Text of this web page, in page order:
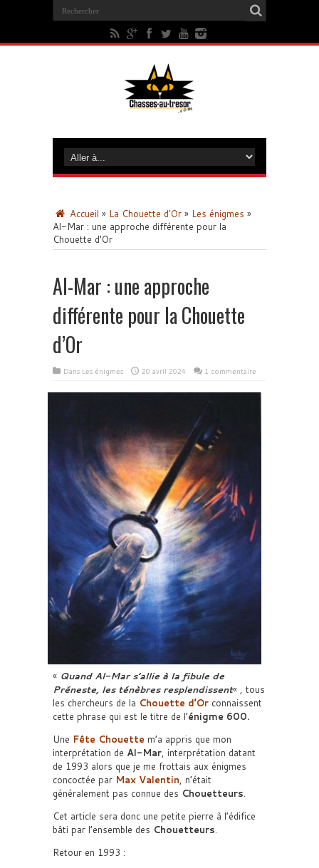
Accueil » La Chouette d'Or » Les énigmes »
Al-Mar : une approche différente pour la
Chouette d’Or
Al-Mar : une approche
différente pour la Chouette
d’Or
Dans Les énigmes 20 avril 2024 1 commentaire
« Quand Al-Mar s’allie à la fibule de
Préneste, les ténèbres resplendissent« , tous
les chercheurs de la Chouette d’Or connaissent
cette phrase qui est le titre de l’énigme 600.
Une Fête Chouette m’a appris que mon
interprétation de Al-Mar, interprétation datant
de 1993 alors que je me frottais aux énigmes
concoctée par Max Valentin, n’était
généralement pas connue des Chouetteurs.
Cet article sera donc une petite pierre à l’édifice
bâti par l’ensemble des Chouetteurs.
Retour en 1993 :